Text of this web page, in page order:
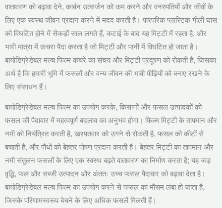
वातावरण को बढ़ावा देने, कार्बन उत्सर्जन को कम करने और वनस्पतियों और जीवों के
लिए एक स्वस्थ जीवन प्रदान करने में मदद करती है। पारंपरिक प्लास्टिक गीली घास
को विघटित होने में सैकड़ों साल लगते हैं, कटाई के बाद यह मिट्टी में रहता है, और
भारी मात्रा में कचरा पैदा करता है जो मिट्टी और पानी में विघटित हो जाता है।
बायोडिग्रेडेबल मल्च फिल्म कचरे का संचय और मिट्टी प्रदूषण को रोकती है, जिसका
अर्थ है कि हमारी भूमि में फसलों और वन्य जीवन की भावी पीढ़ियों को बनाए रखने के
लिए संसाधन हैं।
बायोडिग्रेडेबल मल्च फिल्म का उपयोग करके, किसानों और फसल उत्पादकों को
फसल की पैदावार में महत्वपूर्ण बदलाव का अनुभव होगा। फिल्म मिट्टी के तापमान और
नमी को नियंत्रित करती है, खरपतवार को उगने से रोकती है, फसल को कीटों से
बचाती है, और पौधों को बेहतर पोषण प्रदान करती है। बेहतर मिट्टी का तापमान और
नमी संतुलन फसलों के लिए एक स्वस्थ बढ़ते वातावरण का निर्माण करता है; यह जड़
वृद्धि, फल और सब्जी उत्पादन और अंततः उच्च फसल पैदावार को बढ़ावा देता है।
बायोडिग्रेडेबल मल्च फिल्म का उपयोग करने से फसल का मौसम लंबा हो जाता है,
जिसके परिणामस्वरूप बेचने के लिए अधिक फसलें मिलती हैं।